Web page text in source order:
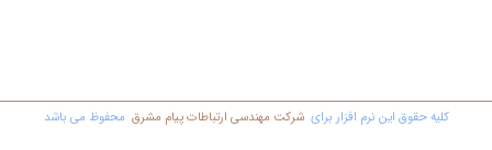
کليه حقوق اين نرم افزار برای شرکت مهندسي ارتباطات پیام مشرق محفوظ مي باشد